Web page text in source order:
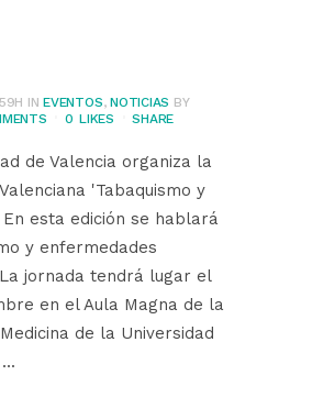
INEVENTOS,NOTICIAS BY
0 LIKES SHARE
de Valencia organiza la
'Tabaquismo y
esta edición se hablará
y enfermedades
jornada tendrá lugar el
en el Aula Magna de la
de la Universidad